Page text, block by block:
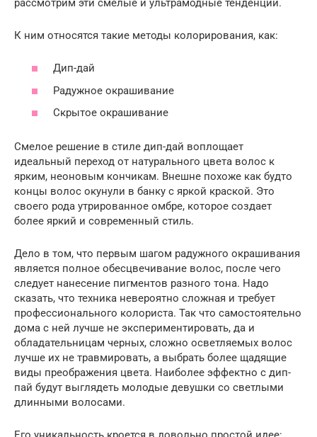
рассмотрим эти смелые и ультрамодные тенденции.
К ним относятся такие методы колорирования, как:
Дип-дай
Радужное окрашивание
Скрытое окрашивание
Смелое решение в стиле дип-дай воплощает
идеальный переход от натурального цвета волос к
ярким, неоновым кончикам. Внешне похоже как будто
концы волос окунули в банку с яркой краской. Это
своего рода утрированное омбре, которое создает
более яркий и современный стиль.
Дело в том, что первым шагом радужного окрашивания
является полное обесцвечивание волос, после чего
следует нанесение пигментов разного тона. Надо
сказать, что техника невероятно сложная и требует
профессионального колориста. Так что самостоятельно
дома с ней лучше не экспериментировать, да и
обладательницам черных, сложно осветляемых волос
лучше их не травмировать, а выбрать более щадящие
виды преображения цвета. Наиболее эффектно с дип-
пай будут выглядеть молодые девушки со светлыми
длинными волосами.